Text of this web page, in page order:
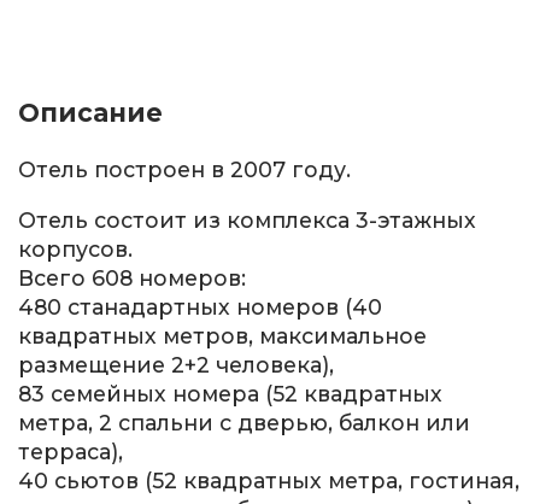
Описание
Отель построен в 2007 году.
Отель состоит из комплекса 3-этажных
корпусов.
Всего 608 номеров:
480 станадартных номеров (40
квадратных метров, максимальное
размещение 2+2 человека),
83 семейных номера (52 квадратных
метра, 2 спальни с дверью, балкон или
терраса),
40 сьютов (52 квадратных метра, гостиная,